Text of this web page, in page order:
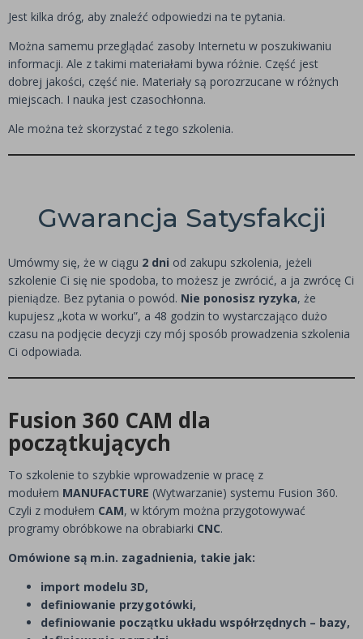
Jest kilka dróg, aby znaleźć odpowiedzi na te pytania.
Można samemu przeglądać zasoby Internetu w poszukiwaniu
informacji. Ale z takimi materiałami bywa różnie. Część jest
dobrej jakości, część nie. Materiały są porozrzucane w różnych
miejscach. I nauka jest czasochłonna.
Ale można też skorzystać z tego szkolenia.
Gwarancja Satysfakcji
Umówmy się, że w ciągu 2 dni od zakupu szkolenia, jeżeli
szkolenie Ci się nie spodoba, to możesz je zwrócić, a ja zwrócę Ci
pieniądze. Bez pytania o powód. Nie ponosisz ryzyka, że
kupujesz „kota w worku”, a 48 godzin to wystarczająco dużo
czasu na podjęcie decyzji czy mój sposób prowadzenia szkolenia
Ci odpowiada.
Fusion 360 CAM dla
początkujących
To szkolenie to szybkie wprowadzenie w pracę z
modułem MANUFACTURE (Wytwarzanie) systemu Fusion 360.
Czyli z modułem CAM, w którym można przygotowywać
programy obróbkowe na obrabiarki CNC.
Omówione są m.in. zagadnienia, takie jak:
import modelu 3D,
definiowanie przygotówki,
definiowanie początku układu współrzędnych – bazy,